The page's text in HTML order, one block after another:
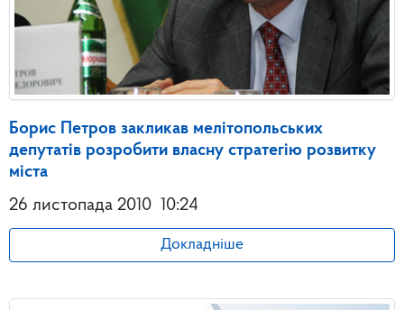
Борис Петров закликав мелітопольських
депутатів розробити власну стратегію розвитку
міста
26 листопада 2010 10:24
Докладніше